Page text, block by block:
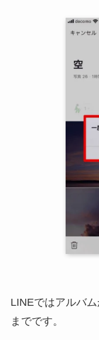
LINEではアルバ
までです。